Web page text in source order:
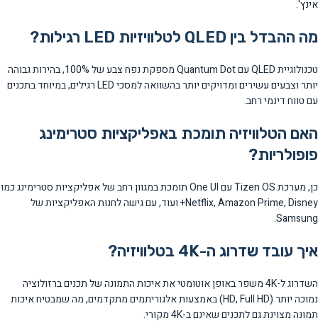
אינץ'.
מה ההבדל בין QLED לטלוויזיות LED רגילות?
טכנולוגיית QLED עם Quantum Dot מספקת נפח צבע של 100%, בהירות גבוהה
יותר וצבעים עשירים ומדויקים יותר בהשוואה למסכי LED רגילים, במיוחד בתכנים
עם טווח דינמי רחב.
האם הטלוויזיה תומכת באפליקציות סטרימינג
פופולריות?
כן, מערכת Tizen OS עם One UI תומכת במגוון רחב של אפליקציות סטרימינג כמו
Netflix, Amazon Prime, Disney+ ועוד, עם גישה לחנות האפליקציות של
Samsung.
איך עובד שדרוג ה-4K בטלוויזיה?
השדרוג ל-4K משפר באופן אוטומטי את איכות התמונה של תכנים ברזולוציה
נמוכה יותר (HD, Full HD) באמצעות אלגוריתמים מתקדמים, מה שמבטיח איכות
תמונה מצוינת גם לתכנים שאינם ב-4K מקורי.